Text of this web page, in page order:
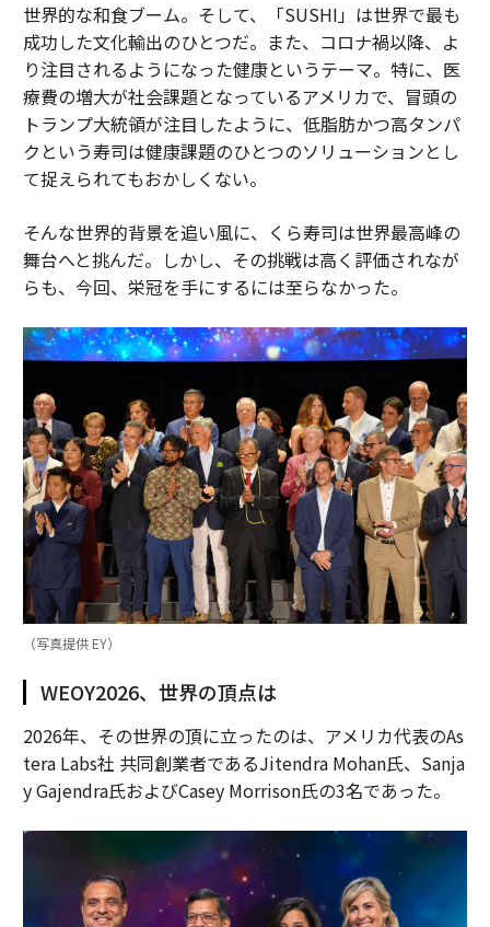
世界的な和食ブーム。そして、「SUSHI」は世界で最も
成功した文化輸出のひとつだ。また、コロナ禍以降、よ
り注目されるようになった健康というテーマ。特に、医
療費の増大が社会課題となっているアメリカで、冒頭の
トランプ大統領が注目したように、低脂肪かつ高タンパ
クという寿司は健康課題のひとつのソリューションとし
て捉えられてもおかしくない。
そんな世界的背景を追い風に、くら寿司は世界最高峰の
舞台へと挑んだ。しかし、その挑戦は高く評価されなが
らも、今回、栄冠を手にするには至らなかった。
（写真提供 EY）
WEOY2026、世界の頂点は
2026年、その世界の頂に立ったのは、アメリカ代表のAs
tera Labs社 共同創業者であるJitendra Mohan氏、Sanja
y Gajendra氏およびCasey Morrison氏の3名であった。